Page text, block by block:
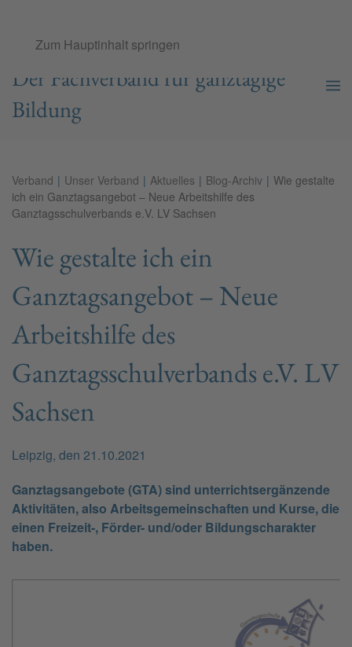
Zum Hauptinhalt springen
Ganztags­schul­verband e.V.
Der Fachverband für ganztägige
Bildung
Verband Unser Verband Aktuelles Blog-Archiv
Wie gestalte
ich ein Ganztagsangebot – Neue Arbeitshilfe des
Ganztagsschulverbands e.V. LV Sachsen
Wie gestalte ich ein
Ganztagsangebot – Neue
Arbeitshilfe des
Ganztagsschulverbands e.V. LV
Sachsen
Leip­zig, den 21.10.2021
Ganz­tags­an­ge­bo­te (GTA) sind un­ter­richt­s­er­gän­zen­de
Ak­ti­vi­täten, also Ar­beits­ge­mein­schaf­ten und Kurse, die
einen Frei­zeit-, För­der- und/oder Bil­dungs­cha­rak­ter
haben.